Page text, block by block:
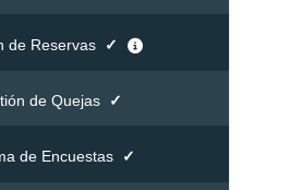
de Reservas ✓
de Quejas ✓
de Encuestas ✓